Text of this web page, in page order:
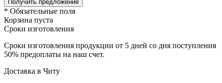
* Обязательные поля
Корзина пуста
Сроки изготовления
Сроки изготовления продукции от 5 дней со дня поступления
50% предоплаты на наш счет.
Доставка в Читу